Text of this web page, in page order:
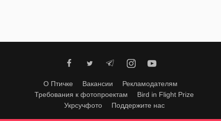
О Птичке Вакансии
Рекламодателям
Требования к фотопроектам
Bird in Flight Prize
Укрсучфото
Поддержите нас